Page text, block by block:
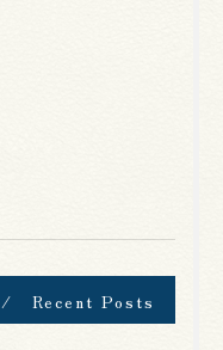
Recent Posts